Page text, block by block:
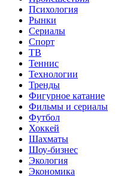
Психология
Рынки
Сериалы
Спорт
ТВ
Теннис
Технологии
Тренды
Фигурное катание
Фильмы и сериалы
Футбол
Хоккей
Шахматы
Шоу-бизнес
Экология
Экономика